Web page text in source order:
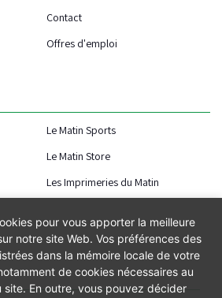
Contact
Offres d'emploi
Le Matin Sports
Le Matin Store
Les Imprimeries du Matin
pour vous apporter la meilleure
notre site Web. Vos préférences des
dans la mémoire locale de votre
de cookies nécessaires au
En outre, vous pouvez décider